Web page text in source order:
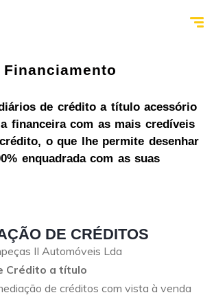
Financiamento
de crédito a título acessório
financeira com as mais credíveis
o que lhe permite desenhar
enquadrada com as suas
DE CRÉDITOS
II Automóveis Lda
Crédito a título
de créditos com vista à venda